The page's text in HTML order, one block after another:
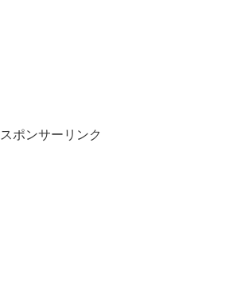
スポンサーリンク